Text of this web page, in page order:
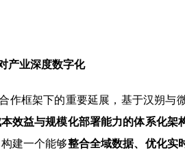
产业深度数字化
作框架下的重要延展，基于汉朔
效益与规模化部署能力的体系化架
建一个能够整合全域数据、优化实